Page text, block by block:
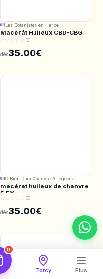
Les Botanistes en Herbe
Macérât Huileux CBD-CBG
"L'Harmonieuse" - Full
(0)
dès35.00€
C Bien D'ici Chanvre Ariégeois
macérat huileux de chanvre
5.5%
(0)
dès35.00€
Les Botanistes en Herbe
Macérât Huileux CBD pour
0
Torcy Plus